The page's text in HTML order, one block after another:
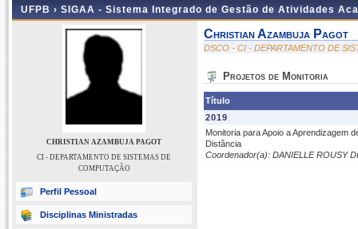
UFPB › SIGAA - Sistema Integrado de Gestão de Atividades
CHRISTIAN AZAMBUJA PAGOT
CI - DEPARTAMENTO DE SISTEMAS DE
COMPUTAÇÃO
Perfil Pessoal
Disciplinas Ministradas
Christian Azambuja Pagot
DSCO - CI - DEPARTAMENTO DE
Projetos de Monitoria
Título
2019
Monitoria para Apoio a Aprendizagem
Distância
Coordenador(a): DANIELLE ROUSY